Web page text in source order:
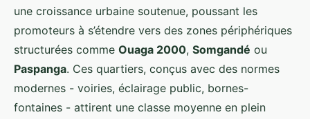
une croissance urbaine soutenue, poussant les
promoteurs à s’étendre vers des zones périphériques
structurées comme Ouaga 2000, Somgandé ou
Paspanga. Ces quartiers, conçus avec des normes
modernes - voiries, éclairage public, bornes-
fontaines - attirent une classe moyenne en plein